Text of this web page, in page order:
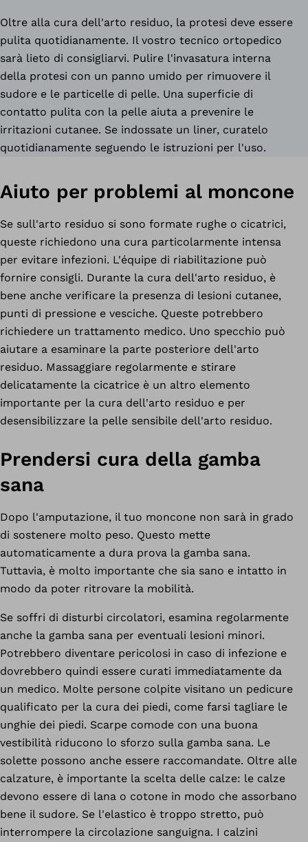
Oltre alla cura dell'arto residuo, la protesi deve essere
pulita quotidianamente. Il vostro tecnico ortopedico
sarà lieto di consigliarvi. Pulire l'invasatura interna
della protesi con un panno umido per rimuovere il
sudore e le particelle di pelle. Una superficie di
contatto pulita con la pelle aiuta a prevenire le
irritazioni cutanee. Se indossate un liner, curatelo
quotidianamente seguendo le istruzioni per l'uso.
Aiuto per problemi al moncone
Se sull'arto residuo si sono formate rughe o cicatrici,
queste richiedono una cura particolarmente intensa
per evitare infezioni. L'équipe di riabilitazione può
fornire consigli. Durante la cura dell'arto residuo, è
bene anche verificare la presenza di lesioni cutanee,
punti di pressione e vesciche. Queste potrebbero
richiedere un trattamento medico. Uno specchio può
aiutare a esaminare la parte posteriore dell'arto
residuo. Massaggiare regolarmente e stirare
delicatamente la cicatrice è un altro elemento
importante per la cura dell'arto residuo e per
desensibilizzare la pelle sensibile dell'arto residuo.
Prendersi cura della gamba
sana
Dopo l'amputazione, il tuo moncone non sarà in grado
di sostenere molto peso. Questo mette
automaticamente a dura prova la gamba sana.
Tuttavia, è molto importante che sia sano e intatto in
modo da poter ritrovare la mobilità.
Se soffri di disturbi circolatori, esamina regolarmente
anche la gamba sana per eventuali lesioni minori.
Potrebbero diventare pericolosi in caso di infezione e
dovrebbero quindi essere curati immediatamente da
un medico. Molte persone colpite visitano un pedicure
qualificato per la cura dei piedi, come farsi tagliare le
unghie dei piedi. Scarpe comode con una buona
vestibilità riducono lo sforzo sulla gamba sana. Le
solette possono anche essere raccomandate. Oltre alle
calzature, è importante la scelta delle calze: le calze
devono essere di lana o cotone in modo che assorbano
bene il sudore. Se l'elastico è troppo stretto, può
interrompere la circolazione sanguigna. I calzini